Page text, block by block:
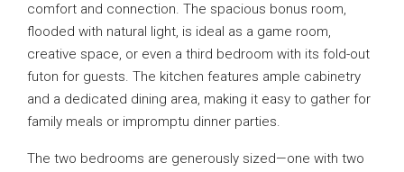
comfort and connection. The spacious bonus room,
flooded with natural light, is ideal as a game room,
creative space, or even a third bedroom with its fold-out
futon for guests. The kitchen features ample cabinetry
and a dedicated dining area, making it easy to gather for
family meals or impromptu dinner parties.
The two bedrooms are generously sized—one with two